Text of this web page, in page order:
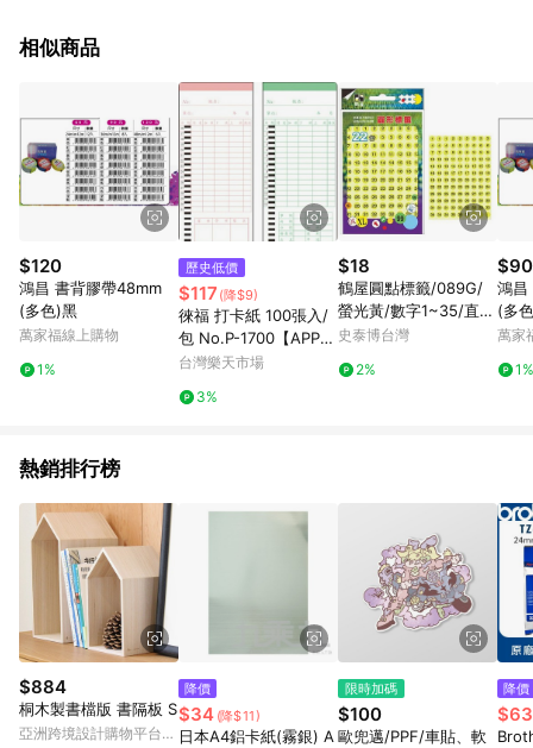
錄，相關問題請於保留時間內聯絡客服中心，並由康達盛通生活
提供簡單、快速、輕鬆的購物流程及體驗，將不定期推出精選、
話題性或期間限定商品來滿足您的喜好。
相似商品
$120
鴻昌 書背膠帶48mm
(多色)黑
萬家福線上購物
1%
歷史低價
$117 (降$9)
徠福 打卡紙 100張入/
包 No.P-1700【APP滿
額下單10%點數(單一帳
止
台灣樂天市場
3%
$18
鶴屋圓點標籤/089G/
螢光黃/數字1~35/直徑
8mm/864粒/包
史泰博台灣
2%
$90
鴻昌 書背膠帶36mm
(多
萬家
1%
熱銷排行榜
$884
桐木製書檔版 書隔板 S
亞洲跨境設計購物平台
降價
$34 (降$11)
日本A4鋁卡紙(霧銀) A
限時加碼
$100
歐兜邁/PPF/車貼、軟
降價